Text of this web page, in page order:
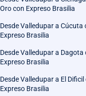
Oro con Expreso Brasilia
Desde Valledupar a Cúcuta
Expreso Brasilia
Desde Valledupar a Dagota
Expreso Brasilia
Desde Valledupar a El Dificil
Expreso Brasilia